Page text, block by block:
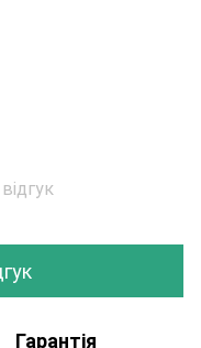
Гарантія